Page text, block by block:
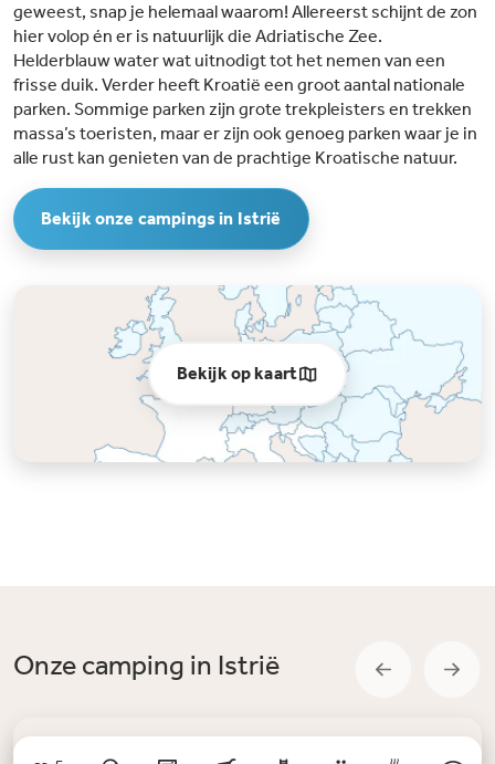
geweest, snap je helemaal waarom! Allereerst schijnt de zon
hier volop én er is natuurlijk die Adriatische Zee.
Helderblauw water wat uitnodigt tot het nemen van een
frisse duik. Verder heeft Kroatië een groot aantal nationale
parken. Sommige parken zijn grote trekpleisters en trekken
massa’s toeristen, maar er zijn ook genoeg parken waar je in
alle rust kan genieten van de prachtige Kroatische natuur.
Bekijk onze campings in Istrië
Bekijk op kaart
Onze camping in Istrië